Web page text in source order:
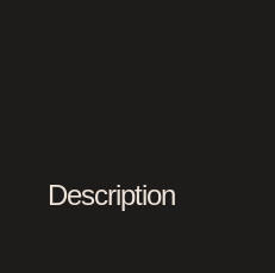
Description